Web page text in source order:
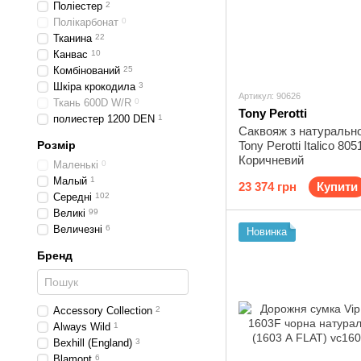
Артикул: 90626
Tony Perotti
Саквояж з
Tony Perotti Italico
Коричневий
23 374 грн
Купити
Новинка
Поліестер 2
Полікарбонат 0
Тканина 22
Канвас 10
Комбінований 25
Шкіра крокодила 3
Ткань 600D W/R 0
полиестер 1200 DEN 1
Розмір
Маленькі 0
Малый 1
Середні 102
Великі 99
Величезні 6
Бренд
Accessory Collection 2
Always Wild 1
Bexhill (England) 3
6